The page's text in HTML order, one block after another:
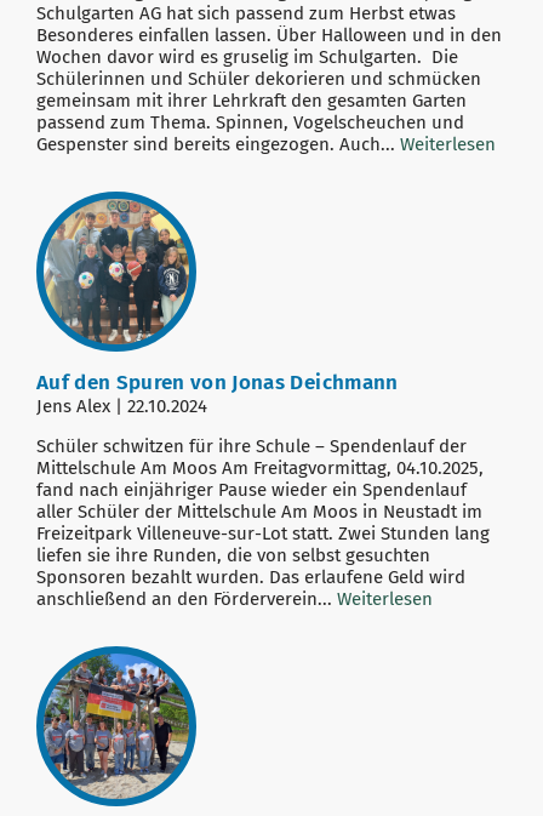
Schulgarten AG hat sich passend zum Herbst etwas
Besonderes einfallen lassen. Über Halloween und in den
Wochen davor wird es gruselig im Schulgarten. Die
Schülerinnen und Schüler dekorieren und schmücken
gemeinsam mit ihrer Lehrkraft den gesamten Garten
passend zum Thema. Spinnen, Vogelscheuchen und
Gespenster sind bereits eingezogen. Auch... Weiterlesen
Auf den Spuren von Jonas Deichmann
Jens Alex | 22.10.2024
Schüler schwitzen für ihre Schule – Spendenlauf der
Mittelschule Am Moos Am Freitagvormittag, 04.10.2025,
fand nach einjähriger Pause wieder ein Spendenlauf
aller Schüler der Mittelschule Am Moos in Neustadt im
Freizeitpark Villeneuve-sur-Lot statt. Zwei Stunden lang
liefen sie ihre Runden, die von selbst gesuchten
Sponsoren bezahlt wurden. Das erlaufene Geld wird
anschließend an den Förderverein... Weiterlesen